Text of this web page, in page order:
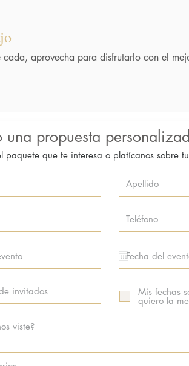
cada, aprovecha para disfrutarlo con el
una propuesta
paquete que te interesa o platícanos sobre
Mis fechas
quiero la